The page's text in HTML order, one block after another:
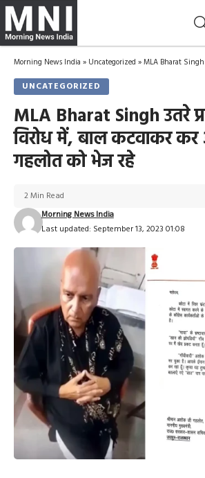
Morning News India » Uncategorized »MLA Bharat Singh उतरे प्रमोद भाया
UNCATEGORIZED
MLA Bharat Singh उतरे
विरोध में, बाल कटवाकर
गहलोत को भेज रहे
Last updated: September 13, 2023 01:08
Morning News India
2 Min Read